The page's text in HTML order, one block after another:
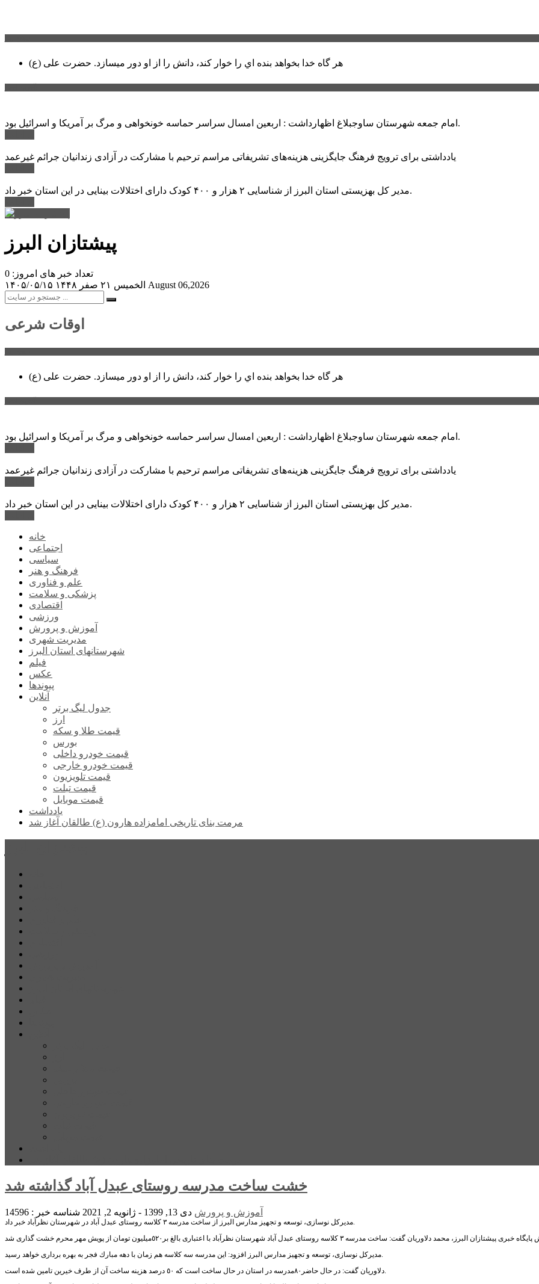
هر گاه خدا بخواهد بنده اي را خوار كند، دانش را از او دور میسازد. حضرت علی (ع)
امام جمعه شهرستان ساوجبلاغ اظهارداشت : اربعین امسال سراسر حماسه خونخواهی و مرگ بر آمریکا و اسرائیل بود.
یادداشتی برای ترویج فرهنگ جایگزینی هزینه‌های تشریفاتی مراسم ترحیم با مشارکت در آزادی زندانیان جرائم غیرعمد
مدیر کل بهزیستی استان البرز از شناسایی ۲ هزار و ۴۰۰ کودک دارای اختلالات بینایی در این استان خبر داد.
پیشتازان البرز
تعداد خبر های امروز: 0
۱۴۰۵/۰۵/۱۵
الخميس ۲۱ صفر ۱۴۴۸ August 06,2026
اوقات شرعی
هر گاه خدا بخواهد بنده اي را خوار كند، دانش را از او دور میسازد. حضرت علی (ع)
امام جمعه شهرستان ساوجبلاغ اظهارداشت : اربعین امسال سراسر حماسه خونخواهی و مرگ بر آمریکا و اسرائیل بود.
یادداشتی برای ترویج فرهنگ جایگزینی هزینه‌های تشریفاتی مراسم ترحیم با مشارکت در آزادی زندانیان جرائم غیرعمد
مدیر کل بهزیستی استان البرز از شناسایی ۲ هزار و ۴۰۰ کودک دارای اختلالات بینایی در این استان خبر داد.
خانه
اجتماعی
سیاسی
فرهنگ و هنر
علم و فناوری
پزشکی و سلامت
اقتصادی
ورزشی
آموزش و پرورش
مدیریت شهری
شهرستانهای استان البرز
فیلم
عکس
پیوندها
آنلاین
جدول لیگ برتر
ارز
قیمت طلا و سکه
بورس
قیمت خودرو داخلی
قیمت خودرو خارجی
قیمت تلویزیون
قیمت تبلت
قیمت موبایل
یادداشت
مرمت بنای تاریخی امامزاده هارون (ع) طالقان آغاز شد
خشت ساخت مدرسه روستاى عبدل آباد گذاشته شد
آموزش و پرورش دی 13, 1399 - ژانویه 2, 2021 شناسه خبر : 14596
مدیرکل نوسازى، توسعه و تجهیز مدارس البرز از ساخت مدرسه ٣ کلاسه روستاى عبدل آباد در شهرستان نظرآباد خبر داد.
مديركل نوسازى، توسعه و تجهيز مدارس البرز افزود: اين مدرسه سه كلاسه هم زمان با دهه مبارك فجر به بهره بردارى خواهد رسيد.
دلاوریان گفت: در حال حاضر٨٠مدرسه در استان در حال ساخت است كه ٥٠ درصد هزينه ساخت آن از طرف خيرين تامين شده است.